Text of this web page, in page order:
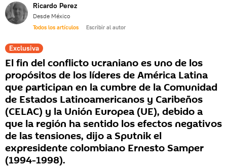
Ricardo Perez
Desde México
Todos los artículos Escribir al autor
Exclusiva
El fin del conflicto ucraniano es uno de los
propósitos de los líderes de América Latina
que participan en la cumbre de la Comunidad
de Estados Latinoamericanos y Caribeños
(CELAC) y la Unión Europea (UE), debido a
que la región ha sentido los efectos negativos
de las tensiones, dijo a Sputnik el
expresidente colombiano Ernesto Samper
(1994-1998).